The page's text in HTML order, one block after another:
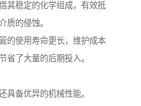
其稳定的化学组成，有效抵
质的侵蚀。
的使用寿命更长，维护成本
省了大量的后期投入。
具备优异的机械性能。